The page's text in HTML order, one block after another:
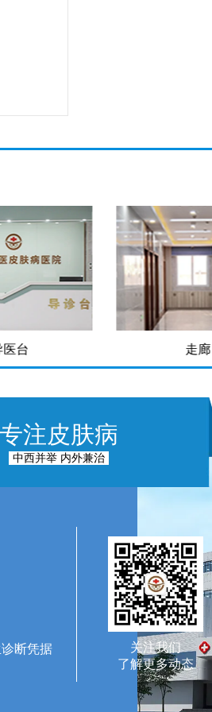
廊 手术室
专注皮肤病
中西并举 内外兼治
断凭据
关注我们
了解更多动态